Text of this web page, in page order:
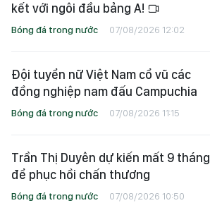
kết với ngôi đầu bảng A!
Bóng đá trong nước 07/08/2026 12:02
Đội tuyển nữ Việt Nam cổ vũ các
đồng nghiệp nam đấu Campuchia
Bóng đá trong nước 07/08/2026 11:15
Trần Thị Duyên dự kiến mất 9 tháng
để phục hồi chấn thương
Bóng đá trong nước 07/08/2026 10:50